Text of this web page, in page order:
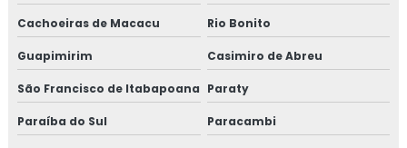
Cachoeiras de Macacu Rio Bonito
Guapimirim Casimiro de Abreu
São Francisco de Itabapoana Paraty
Paraíba do Sul Paracambi